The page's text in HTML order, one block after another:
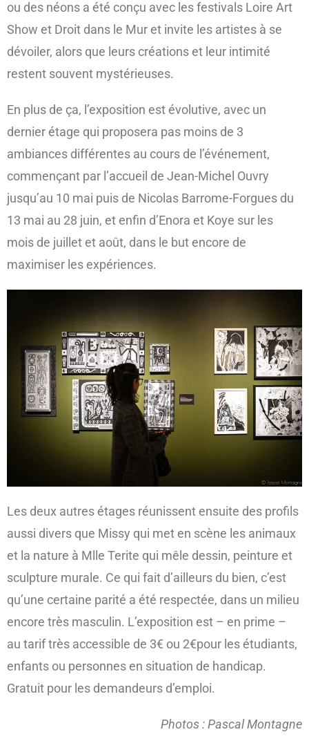
ou des néons a été conçu avec les festivals Loire Art
Show et Droit dans le Mur et invite les artistes à se
dévoiler, alors que leurs créations et leur intimité
restent souvent mystérieuses.
En plus de ça, l’exposition est évolutive, avec un
dernier étage qui proposera pas moins de 3
ambiances différentes au cours de l’événement,
commençant par l’accueil de Jean-Michel Ouvry
jusqu’au 10 mai puis de Nicolas Barrome-Forgues du
13 mai au 28 juin, et enfin d’Enora et Koye sur les
mois de juillet et août, dans le but encore de
maximiser les expériences.
Les deux autres étages réunissent ensuite des profils
aussi divers que Missy qui met en scène les animaux
et la nature à Mlle Terite qui mêle dessin, peinture et
sculpture murale. Ce qui fait d’ailleurs du bien, c’est
qu’une certaine parité a été respectée, dans un milieu
encore très masculin. L’exposition est – en prime –
au tarif très accessible de 3€ ou 2€pour les étudiants,
enfants ou personnes en situation de handicap.
Gratuit pour les demandeurs d’emploi.
Photos : Pascal Montagne